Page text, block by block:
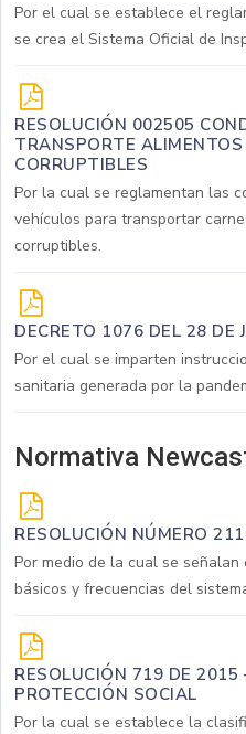
Por el cual se establece el
se crea el Sistema Oficial de
RESOLUCIÓN 002505
TRANSPORTE ALIMENTOS
CORRUPTIBLES
Por la cual se reglamentan las
vehículos para transportar
corruptibles.
DECRETO 1076 DEL 28 DE
Por el cual se imparten
sanitaria generada por la
Normativa
RESOLUCIÓN NÚMERO
Por medio de la cual se
básicos y frecuencias del
RESOLUCIÓN 719 DE
PROTECCIÓN SOCIAL
Por la cual se establece la